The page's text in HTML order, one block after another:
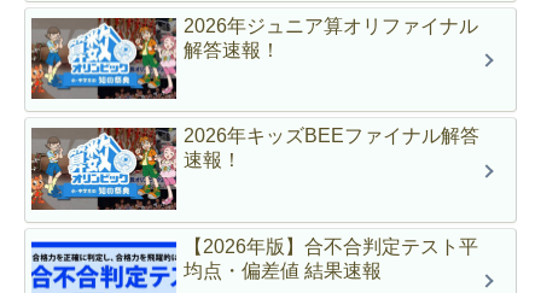
2026年ジュニア算オリファイナル
解答速報！
2026年キッズBEEファイナル解答
速報！
【2026年版】合不合判定テスト平
均点・偏差値 結果速報